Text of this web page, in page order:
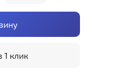
1 клик